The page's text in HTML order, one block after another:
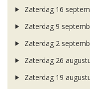
Zaterdag 16
Zaterdag 9
Zaterdag 2
Zaterdag 26
Zaterdag 19